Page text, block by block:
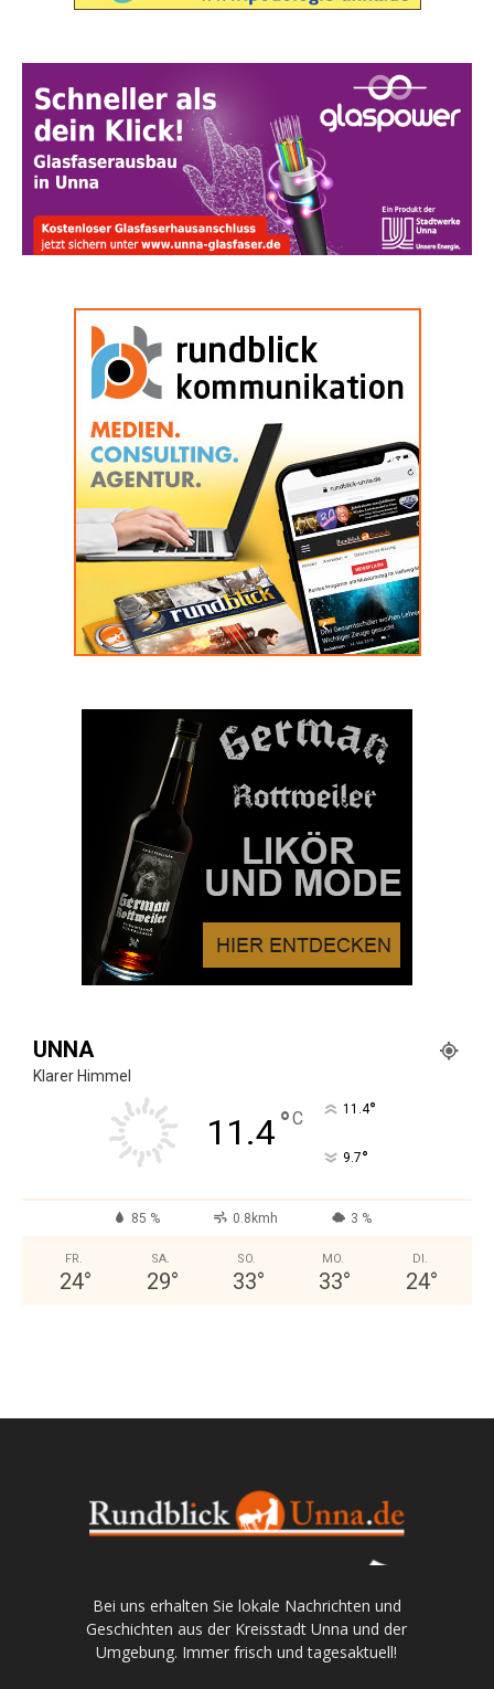
UNNA
Klarer Himmel
11.4°C 11.4°
9.7°
85 % 0.8kmh 3 %
FR.
24°
SA.
29°
SO.
33°
MO.
33°
DI.
24°
Bei uns erhalten Sie lokale Nachrichten und
Geschichten aus der Kreisstadt Unna und der
Umgebung. Immer frisch und tagesaktuell!